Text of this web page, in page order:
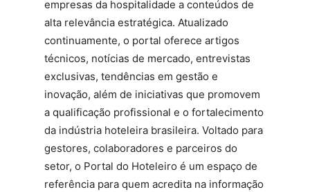
empresas da hospitalidade a conteúdos de
alta relevância estratégica. Atualizado
continuamente, o portal oferece artigos
técnicos, notícias de mercado, entrevistas
exclusivas, tendências em gestão e
inovação, além de iniciativas que promovem
a qualificação profissional e o fortalecimento
da indústria hoteleira brasileira. Voltado para
gestores, colaboradores e parceiros do
setor, o Portal do Hoteleiro é um espaço de
referência para quem acredita na informação